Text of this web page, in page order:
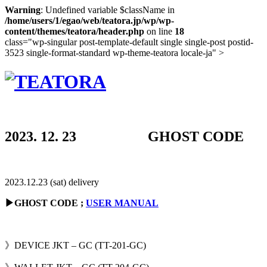
Warning: Undefined variable $className in
/home/users/1/egao/web/teatora.jp/wp/wp-
content/themes/teatora/header.php on line 18
class="wp-singular post-template-default single single-post postid-
3523 single-format-standard wp-theme-teatora locale-ja" >
2023. 12. 23 GHOST CODE
2023.12.23 (sat) delivery
▶︎GHOST CODE ; USER MANUAL
》DEVICE JKT – GC (TT-201-GC)